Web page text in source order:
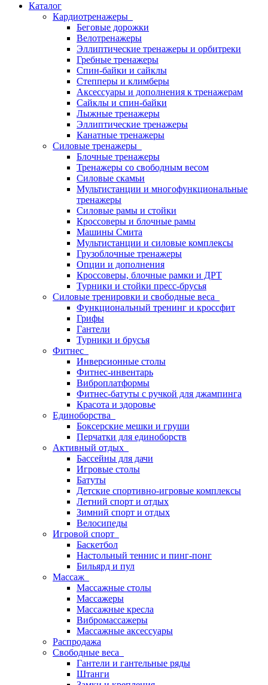
Каталог
Кардиотренажеры
Беговые дорожки
Велотренажеры
Эллиптические тренажеры и орбитреки
Гребные тренажеры
Спин-байки и сайклы
Степперы и климберы
Аксессуары и дополнения к тренажерам
Сайклы и спин-байки
Лыжные тренажеры
Эллиптические тренажеры
Канатные тренажеры
Силовые тренажеры
Блочные тренажеры
Тренажеры со свободным весом
Силовые скамьи
Мультистанции и многофункциональные
тренажеры
Силовые рамы и стойки
Кроссоверы и блочные рамы
Машины Смита
Мультистанции и силовые комплексы
Грузоблочные тренажеры
Опции и дополнения
Кроссоверы, блочные рамки и ДРТ
Турники и стойки пресс-брусья
Силовые тренировки и свободные веса
Функциональный тренинг и кроссфит
Грифы
Гантели
Турники и брусья
Фитнес
Инверсионные столы
Фитнес-инвентарь
Виброплатформы
Фитнес-батуты с ручкой для джампинга
Красота и здоровье
Единоборства
Боксерские мешки и груши
Перчатки для единоборств
Активный отдых
Бассейны для дачи
Игровые столы
Батуты
Детские спортивно-игровые комплексы
Летний спорт и отдых
Зимний спорт и отдых
Велосипеды
Игровой спорт
Баскетбол
Настольный теннис и пинг-понг
Бильярд и пул
Массаж
Массажные столы
Массажеры
Массажные кресла
Вибромассажеры
Массажные аксессуары
Распродажа
Свободные веса
Гантели и гантельные ряды
Штанги